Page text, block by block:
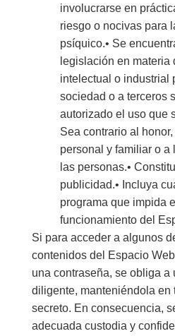
involucrarse en
riesgo o nocivas para
psíquico.• Se
legislación en materia
intelectual o industrial
sociedad o a terceros
autorizado el uso que
Sea contrario al
personal y familiar o a
las personas.•
publicidad.• Incluya
programa que impida
funcionamiento del
Si para acceder a algunos
contenidos del Espacio
una contraseña, se obliga a
diligente, manteniéndola en
secreto. En consecuencia,
adecuada custodia y